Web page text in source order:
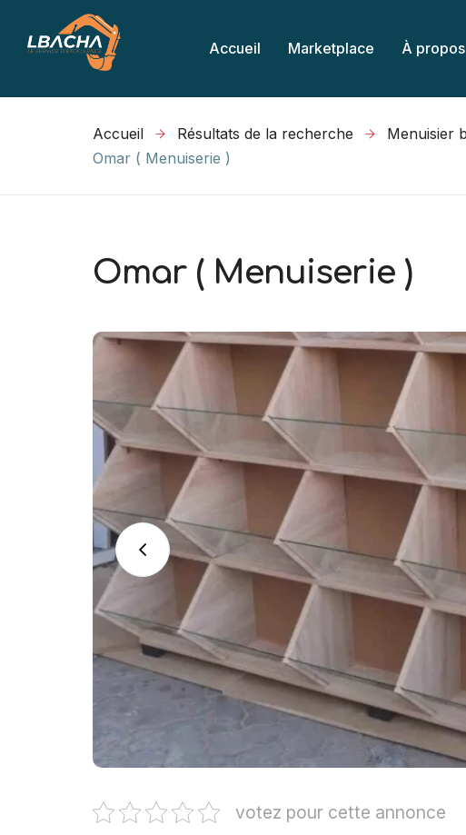
Accueil Marketplace À propos
Accueil Résultats de la recherche
Omar ( Menuiserie )
Omar ( Menuiserie )
votez pour cette annonce